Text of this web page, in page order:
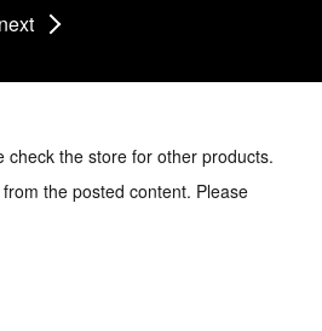
next
check the store for other products.
the posted content. Please